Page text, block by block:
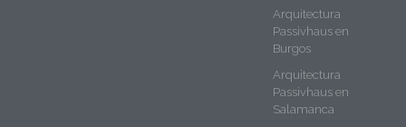
Arquitectura
Passivhaus en
Burgos
Arquitectura
Passivhaus en
Salamanca